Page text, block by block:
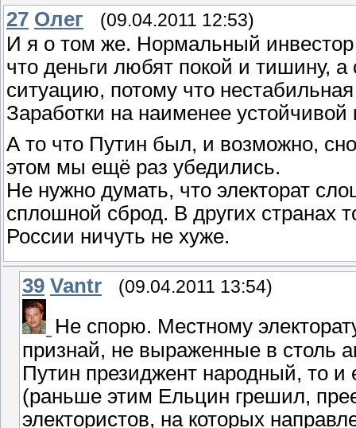
27 Олeг (09.04.2011 12:53)
И я о том же. Нормальный инвестор
что деньги любят покой и тишину, а
ситуацию, потому что
Заработки на наименее устойчивой
А то что Путин был, и возможно,
этом мы ещё раз убедились.
Не нужно думать, что электорат
сплошной сброд. В других странах
России ничуть не хуже.
39 Vantr (09.04.2011 13:54)
Не спорю. Местному
признай, не выраженные в столь
Путин президжент народный, то и
(раньше этим Ельцин грешил,
электористов, на которых